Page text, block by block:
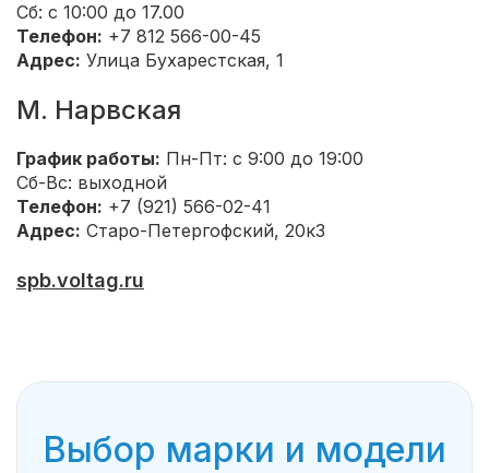
Сб: с 10:00 до 17.00
Телефон: +7 812 566-00-45
Адрес: Улица Бухарестская, 1
М. Нарвская
График работы: Пн-Пт: с 9:00 до 19:00
Сб-Вс: выходной
Телефон: +7 (921) 566-02-41
Адрес: Старо-Петергофский, 20к3
spb.voltag.ru
Выбор марки и модели